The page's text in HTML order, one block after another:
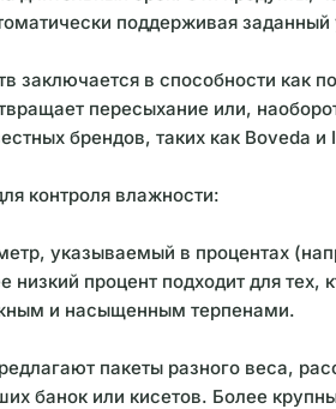
поддерживая
заключается в способности
пересыхание или,
брендов, таких как Boveda и
контроля влажности:
указываемый в процентах
низкий процент подходит для
и насыщенным терпенами.
пакеты разного веса,
банок или кисетов. Более